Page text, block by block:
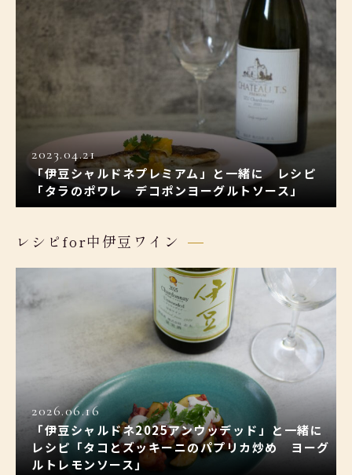
2023.04.21
「伊豆シャルドネプレミアム」と一緒に レシピ
「タラのポワレ デコポンヨーグルトソース」
レシピfor中伊豆ワイン
2026.06.16
「伊豆シャルドネ2025アンウッデッド」と一緒に
レシピ「タコとズッキーニのパプリカ炒め ヨーグ
ルトレモンソース」